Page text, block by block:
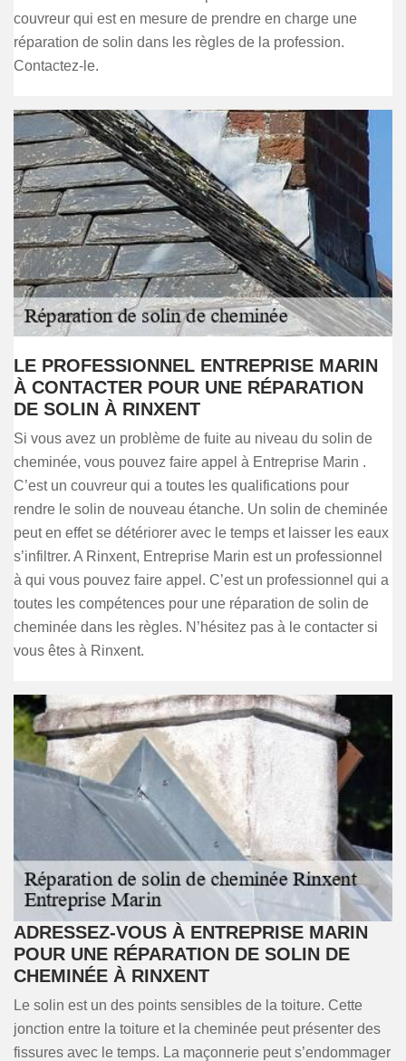
couvreur qui est en mesure de prendre en charge une
réparation de solin dans les règles de la profession.
Contactez-le.
LE PROFESSIONNEL ENTREPRISE MARIN
À CONTACTER POUR UNE RÉPARATION
DE SOLIN À RINXENT
Si vous avez un problème de fuite au niveau du solin de
cheminée, vous pouvez faire appel à Entreprise Marin .
C’est un couvreur qui a toutes les qualifications pour
rendre le solin de nouveau étanche. Un solin de cheminée
peut en effet se détériorer avec le temps et laisser les eaux
s’infiltrer. A Rinxent, Entreprise Marin est un professionnel
à qui vous pouvez faire appel. C’est un professionnel qui a
toutes les compétences pour une réparation de solin de
cheminée dans les règles. N’hésitez pas à le contacter si
vous êtes à Rinxent.
ADRESSEZ-VOUS À ENTREPRISE MARIN
POUR UNE RÉPARATION DE SOLIN DE
CHEMINÉE À RINXENT
Le solin est un des points sensibles de la toiture. Cette
jonction entre la toiture et la cheminée peut présenter des
fissures avec le temps. La maçonnerie peut s’endommager